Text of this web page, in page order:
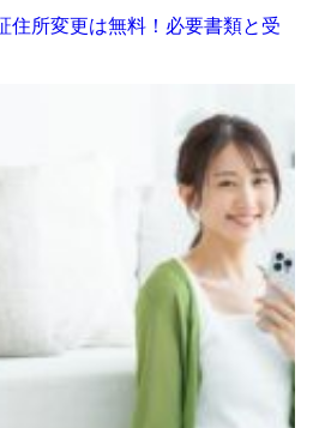
住所変更は無料！必要書類と受